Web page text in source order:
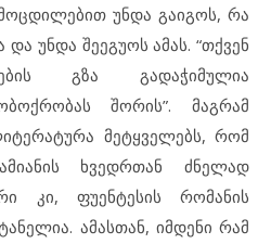
უნდა გაიგოს, რა
და უნდა შეეგუოს ამას. “თქვენ
გზა გადაჭიმულია
შორის”. მაგრამ
მეტყველებს, რომ
ხვედრთან ძნელად
კი, ფუენტესის რომანის
ამასთან, იმდენი რამ